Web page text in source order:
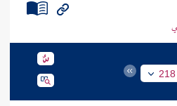
218